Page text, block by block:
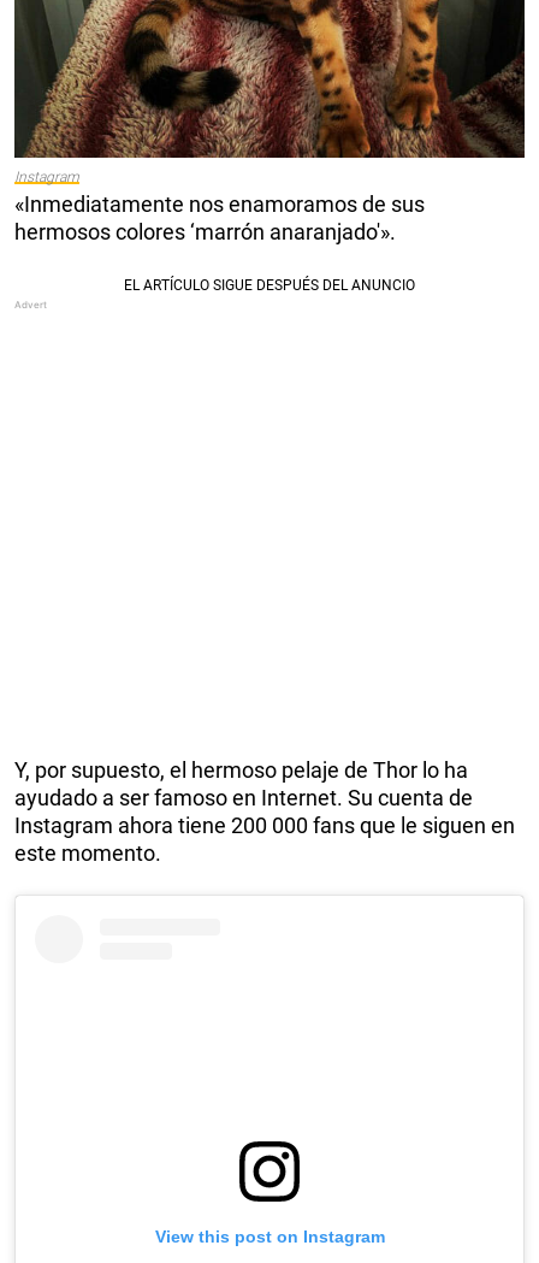
Instagram
«Inmediatamente nos enamoramos de sus
hermosos colores ‘marrón anaranjado'».
Y, por supuesto, el hermoso pelaje de Thor lo ha
ayudado a ser famoso en Internet. Su cuenta de
Instagram ahora tiene 200 000 fans que le siguen en
este momento.
View this post on Instagram